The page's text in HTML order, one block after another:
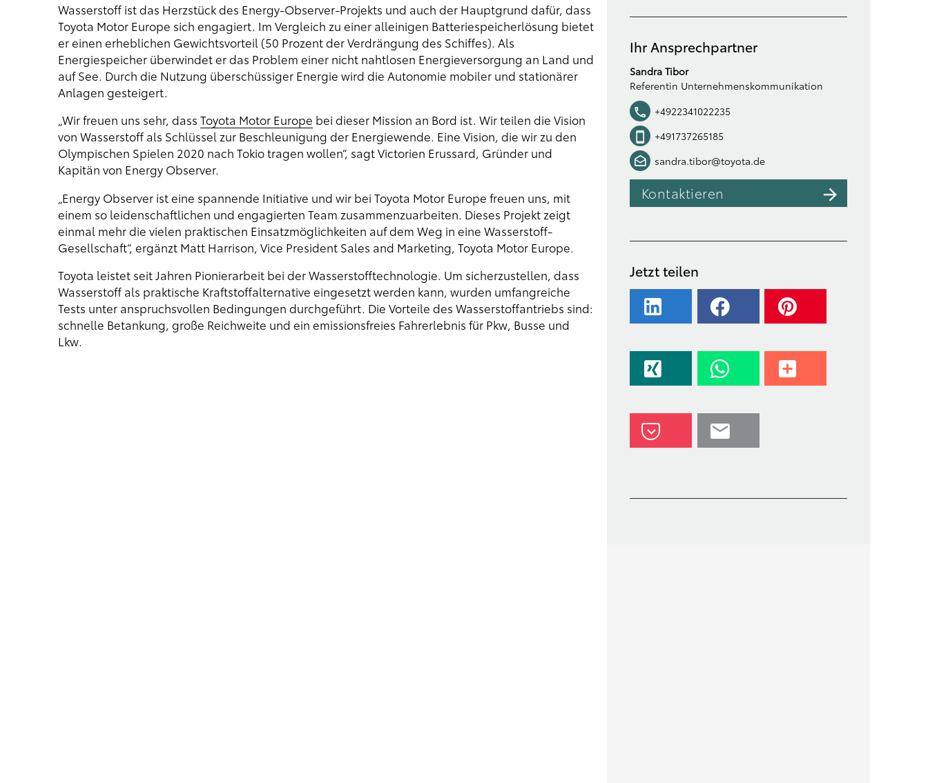
Wasserstoff ist das Herzstück des Energy-Observer-Projekts und auch der Hauptgrund dafür, dass
Toyota Motor Europe sich engagiert. Im Vergleich zu einer alleinigen Batteriespeicherlösung bietet
er einen erheblichen Gewichtsvorteil (50 Prozent der Verdrängung des Schiffes). Als
Energiespeicher überwindet er das Problem einer nicht nahtlosen Energieversorgung an Land und
auf See. Durch die Nutzung überschüssiger Energie wird die Autonomie mobiler und stationärer
Anlagen gesteigert.
„Wir freuen uns sehr, dass Toyota Motor Europe bei dieser Mission an Bord ist. Wir teilen die Vision
von Wasserstoff als Schlüssel zur Beschleunigung der Energiewende. Eine Vision, die wir zu den
Olympischen Spielen 2020 nach Tokio tragen wollen“, sagt Victorien Erussard, Gründer und
Kapitän von Energy Observer.
„Energy Observer ist eine spannende Initiative und wir bei Toyota Motor Europe freuen uns, mit
einem so leidenschaftlichen und engagierten Team zusammenzuarbeiten. Dieses Projekt zeigt
einmal mehr die vielen praktischen Einsatzmöglichkeiten auf dem Weg in eine Wasserstoff-
Gesellschaft“, ergänzt Matt Harrison, Vice President Sales and Marketing, Toyota Motor Europe.
Toyota leistet seit Jahren Pionierarbeit bei der Wasserstofftechnologie. Um sicherzustellen, dass
Wasserstoff als praktische Kraftstoffalternative eingesetzt werden kann, wurden umfangreiche
Tests unter anspruchsvollen Bedingungen durchgeführt. Die Vorteile des Wasserstoffantriebs sind:
schnelle Betankung, große Reichweite und ein emissionsfreies Fahrerlebnis für Pkw, Busse und
Lkw.
Ihr Ansprechpartner
Sandra Tibor
Referentin Unternehmenskommunikation
+4922341022235
+491737265185
sandra.tibor@toyota.de
Kontaktieren
Jetzt teilen